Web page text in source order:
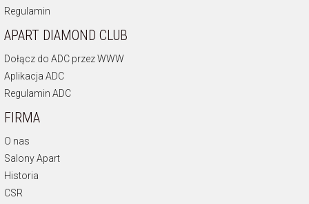
Regulamin
APART DIAMOND CLUB
Dołącz do ADC przez WWW
Aplikacja ADC
Regulamin ADC
FIRMA
O nas
Salony Apart
Historia
CSR